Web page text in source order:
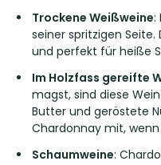
Trockene Weißweine:
seiner spritzigen Seite.
und perfekt für heiße
Im Holzfass gereifte
magst, sind diese
Butter und geröstete
Chardonnay mit,
Schaumweine: